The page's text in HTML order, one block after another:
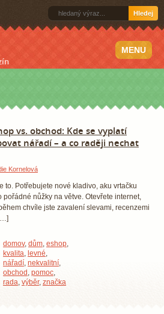
Hledej
MENU
vs. obchod: Kde se vyplatí
nářadí – a co raději nechat
Kornelová
to. Potřebujete nové kladivo, aku vrtačku
pořádné nůžky na větve. Otevřete internet,
chvíle jste zavalení slevami, recenzemi
domov, dům, eshop,
kvalita, levné,
nářadí, nekvalitní,
obchod , pomoc,
rada, výběr, značka